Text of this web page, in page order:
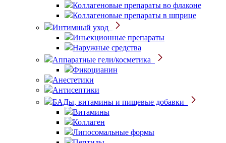
Коллагеновые препараты во флаконе
Коллагеновые препараты в шприце
Интимный уход
Иньекционные препараты
Наружные средства
Аппаратные гели/косметика
Фикоцианин
Анестетики
Антисептики
БАДы, витамины и пищевые добавки
Витамины
Коллаген
Липосомальные формы